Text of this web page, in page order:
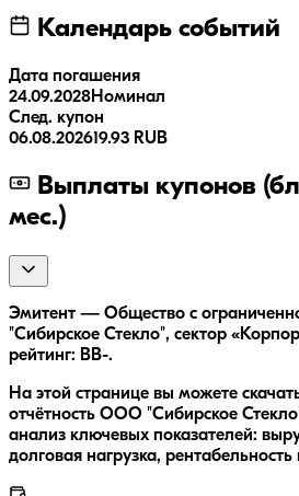
Календарь событий
Дата погашения
24.09.2028Номинал
След. купон
06.08.202619.93 RUB
Выплаты купонов
мес.)
Эмитент — Общество с
"Сибирское Стекло", сектор
рейтинг: BB-.
На этой странице вы можете
отчётность ООО "Сибирское
анализ ключевых показателей:
долговая нагрузка, рентабельность